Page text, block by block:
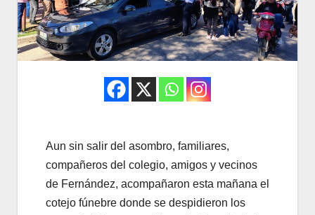
Aun sin salir del asombro, familiares,
compañeros del colegio, amigos y vecinos
de Fernández, acompañaron esta mañana el
cotejo fúnebre donde se despidieron los